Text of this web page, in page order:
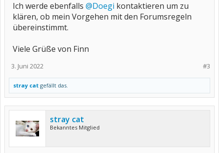
Ich werde ebenfalls @Doegi kontaktieren um zu
klären, ob mein Vorgehen mit den Forumsregeln
übereinstimmt.
Viele Grüße von Finn
#3
3. Juni 2022
stray cat gefällt das.
stray cat
Bekanntes Mitglied